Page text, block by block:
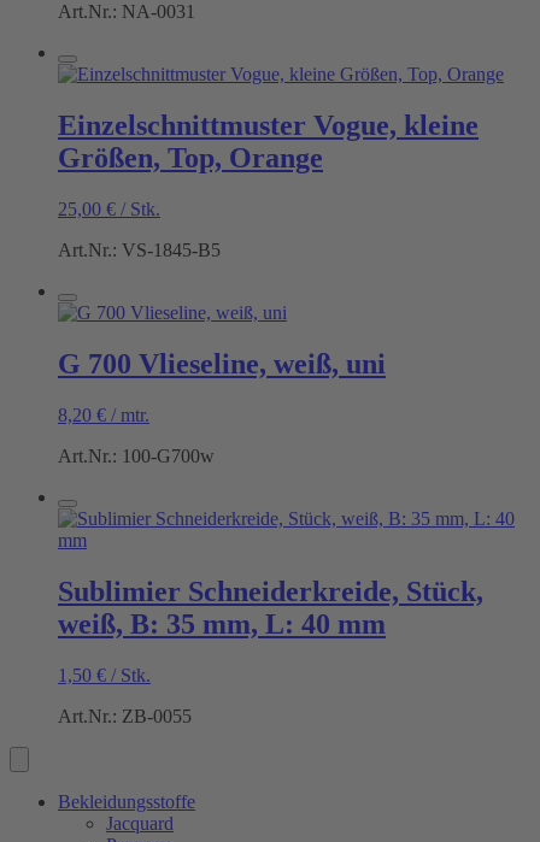
Art.Nr.: NA-0031
Einzelschnittmuster Vogue, kleine
Größen, Top, Orange
25,00 € / Stk.
Art.Nr.: VS-1845-B5
G 700 Vlieseline, weiß, uni
8,20 € / mtr.
Art.Nr.: 100-G700w
Sublimier Schneiderkreide, Stück,
weiß, B: 35 mm, L: 40 mm
1,50 € / Stk.
Art.Nr.: ZB-0055
Bekleidungsstoffe
Jacquard